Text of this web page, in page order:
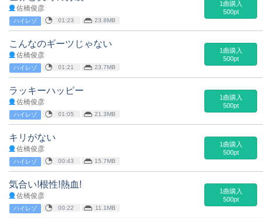
佐橋俊彦
ハイレゾ 01:23 23.8MB
1曲購入
500pt
こんなのギーツじゃない
佐橋俊彦
ハイレゾ 01:21 23.7MB
1曲購入
500pt
ラッキーハッピー
佐橋俊彦
ハイレゾ 01:05 21.3MB
1曲購入
500pt
キリがない
佐橋俊彦
ハイレゾ 00:43 15.7MB
1曲購入
500pt
気合い!根性!熱血!
佐橋俊彦
ハイレゾ 00:22 11.1MB
1曲購入
500pt